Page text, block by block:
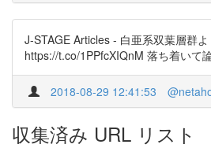
J-STAGE Articles - 白亜系双葉層群
https://t.co/1PPfcXIQnM 落ち着いて
2018-08-29 12:41:53
収集済み URL リスト